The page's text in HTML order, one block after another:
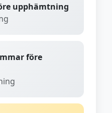
upphämtning
före